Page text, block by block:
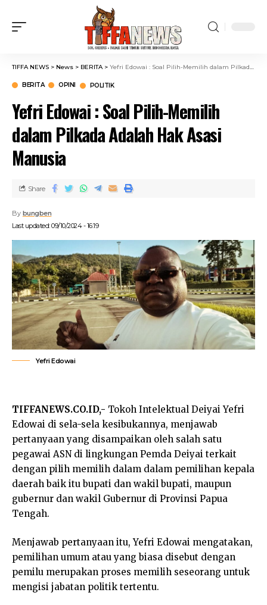
TIFFA NEWS > News > BERITA> Yefri Edowai : Soal Pilih-Memilih dalam Pilkada Adalah Hak Asasi Manusia
BERITA OPINI POLITIK
Yefri Edowai : Soal Pilih-Memilih
dalam Pilkada Adalah Hak Asasi
Manusia
Last updated: 09/10/2024 - 16:19
By bungben
Share
Yefri Edowai
TIFFANEWS.CO.ID,- Tokoh Intelektual Deiyai Yefri
Edowai di sela-sela kesibukannya, menjawab
pertanyaan yang disampaikan oleh salah satu
pegawai ASN di lingkungan Pemda Deiyai terkait
dengan pilih memilih dalam dalam pemilihan kepala
daerah baik itu bupati dan wakil bupati, maupun
gubernur dan wakil Gubernur di Provinsi Papua
Tengah.
Menjawab pertanyaan itu, Yefri Edowai mengatakan,
pemilihan umum atau yang biasa disebut dengan
pemilu merupakan proses memilih seseorang untuk
mengisi jabatan politik tertentu.